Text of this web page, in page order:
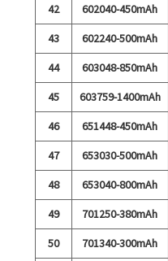
42
602040-450mAh
43
602240-500mAh
44
603048-850mAh
45
603759-1400mAh
46
651448-450mAh
47
653030-500mAh
48
653040-800mAh
49
701250-380mAh
50
701340-300mAh